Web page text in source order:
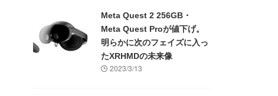
Meta Quest 2 256GB・
Meta Quest Proが値下げ。
明らかに次のフェイズに入っ
たXRHMDの未来像
2023/3/13